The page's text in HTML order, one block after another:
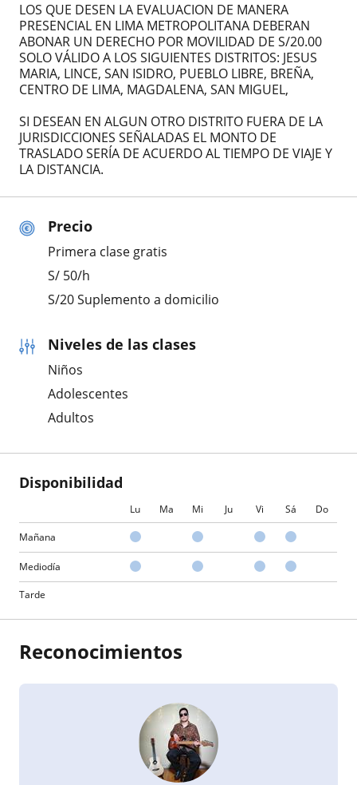
Precio
Primera clase gratis
S/ 50/h
S/20 Suplemento a domicilio
Niveles de las clases
Niños
Adolescentes
Adultos
Disponibilidad
Lu Ma Mi Ju Vi Sá Do
Mañana
Mediodía
Tarde
LOS QUE DESEN LA EVALUACION DE MANERA
PRESENCIAL EN LIMA METROPOLITANA DEBERAN
ABONAR UN DERECHO POR MOVILIDAD DE S/20.00
SOLO VÁLIDO A LOS SIGUIENTES DISTRITOS: JESUS
MARIA, LINCE, SAN ISIDRO, PUEBLO LIBRE, BREÑA,
CENTRO DE LIMA, MAGDALENA, SAN MIGUEL,
SI DESEAN EN ALGUN OTRO DISTRITO FUERA DE LA
JURISDICCIONES SEÑALADAS EL MONTO DE
TRASLADO SERÍA DE ACUERDO AL TIEMPO DE VIAJE Y
LA DISTANCIA.
Reconocimientos